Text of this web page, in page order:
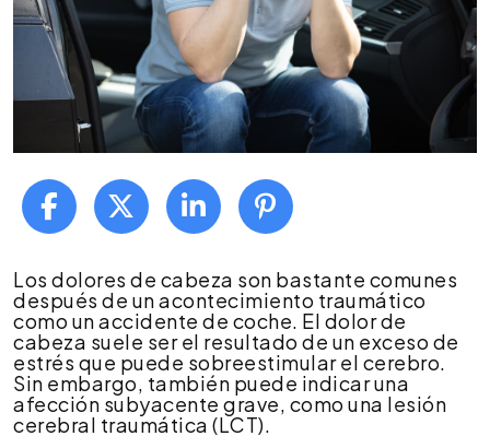
¿Dolor
de
cabeza
tras
un
accidente
de
tráfico,
Los dolores de cabeza son bastante comunes
después de un acontecimiento traumático
como un accidente de coche. El dolor de
cabeza suele ser el resultado de un exceso de
estrés que puede sobreestimular el cerebro.
Sin embargo, también puede indicar una
afección subyacente grave, como una lesión
cerebral traumática (LCT).